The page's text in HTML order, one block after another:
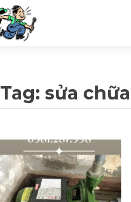
Tag: sửa